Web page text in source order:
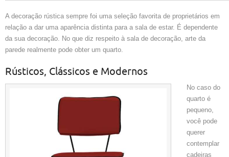
A decoração rústica sempre foi uma seleção favorita de proprietários em
relação a dar uma aparência distinta para a sala de estar. É dependente
da sua decoração. No que diz respeito à sala de decoração, arte da
parede realmente pode obter um quarto.
Rústicos, Clássicos e Modernos
No caso do
quarto é
pequeno,
você pode
querer
contemplar
cadeiras